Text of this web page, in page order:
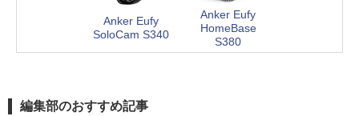
Anker Eufy
SoloCam S340
Anker Eufy
HomeBase
S380
編集部のおすすめ記事